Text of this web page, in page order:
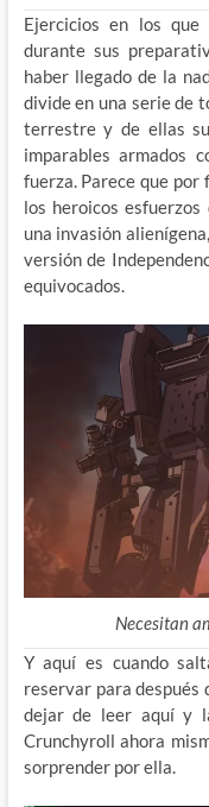
Ejercicios en los
durante sus
haber llegado de la
divide en una serie de
terrestre y de ellas
imparables armados
fuerza. Parece que por
los heroicos
una invasión
versión de
equivocados.
Necesitan
Y aquí es cuando
reservar para después
dejar de leer aquí y
Crunchyroll ahora
sorprender por ella.